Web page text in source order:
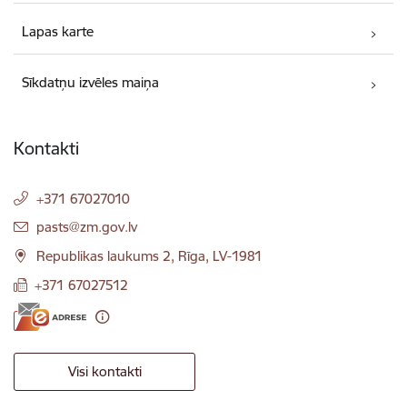
Lapas karte
Sīkdatņu izvēles maiņa
Kontakti
+371 67027010
E-pasts:
pasts@zm.gov.lv
Republikas laukums 2, Rīga, LV-1981
+371 67027512
Visi kontakti